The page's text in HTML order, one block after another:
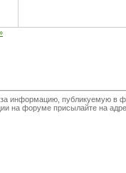
за информацию, публикуемую
на форуме присылайте на